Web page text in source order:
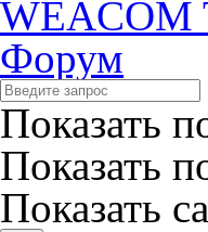
WEACOM
Форум
Показать
Показать
Показать